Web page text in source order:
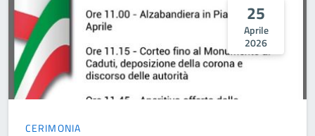
25
Aprile
2026
CERIMONIA